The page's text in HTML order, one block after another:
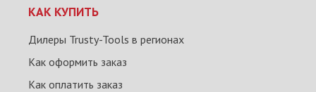
КАК КУПИТЬ
Дилеры Trusty-Tools в регионах
Как оформить заказ
Как оплатить заказ